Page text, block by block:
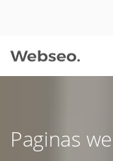
Paginas